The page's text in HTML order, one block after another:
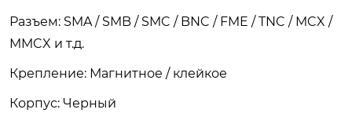
Разъем: SMA / SMB / SMC / BNC / FME / TNC / MCX /
MMCX и т.д.
Крепление: Магнитное / клейкое
Корпус: Черный